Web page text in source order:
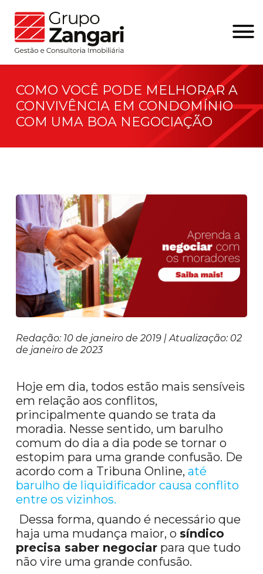
COMO VOCÊ PODE MELHORAR A
CONVIVÊNCIA EM CONDOMÍNIO
COM UMA BOA NEGOCIAÇÃO
Redação: 10 de janeiro de 2019 | Atualização: 02
de janeiro de 2023
Hoje em dia, todos estão mais sensíveis
em relação aos conflitos,
principalmente quando se trata da
moradia. Nesse sentido, um barulho
comum do dia a dia pode se tornar o
estopim para uma grande confusão. De
acordo com a Tribuna Online, até
barulho de liquidificador causa conflito
entre os vizinhos.
Dessa forma, quando é necessário que
haja uma mudança maior, o síndico
precisa saber negociarpara que tudo
não vire uma grande confusão.